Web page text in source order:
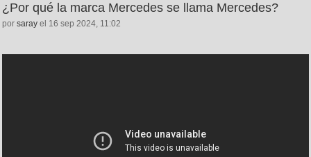
¿Por qué la marca Mercedes se llama Mercedes?
por saray el 16 sep 2024, 11:02